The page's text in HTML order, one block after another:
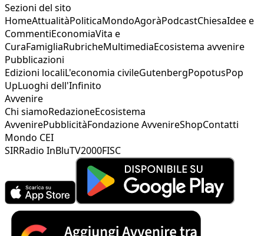
Sezioni del sito
HomeAttualitàPoliticaMondoAgoràPodcastChiesaIdee e
CommentiEconomiaVita e
CuraFamigliaRubricheMultimediaEcosistema avvenire
Pubblicazioni
Edizioni localiL'economia civileGutenbergPopotusPop
UpLuoghi dell'Infinito
Avvenire
Chi siamoRedazioneEcosistema
AvvenirePubblicitàFondazione AvvenireShopContatti
Mondo CEI
SIRRadio InBluTV2000FISC